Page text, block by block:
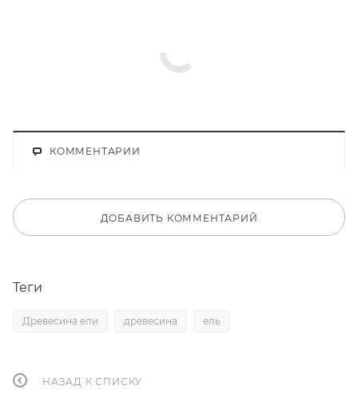
КОММЕНТАРИИ
ДОБАВИТЬ КОММЕНТАРИЙ
Теги
Древесина ели древесина ель
НАЗАД К СПИСКУ